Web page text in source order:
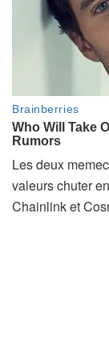
Les deux
valeurs chuter
Chainlink et